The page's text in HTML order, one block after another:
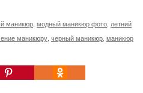
маникюр модный маникюр фото летний
маникюру черный маникюр маникюр